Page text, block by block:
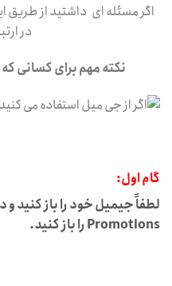
در
نکته مهم برای کسانی
گام اول:
لطفاً جیمیل خود را باز کنید و
Promotions را باز کنید.